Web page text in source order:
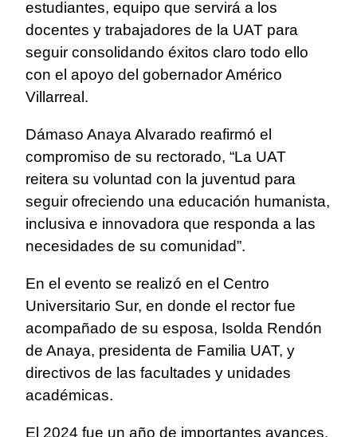
estudiantes, equipo que servirá a los
docentes y trabajadores de la UAT para
seguir consolidando éxitos claro todo ello
con el apoyo del gobernador Américo
Villarreal.
Dámaso Anaya Alvarado reafirmó el
compromiso de su rectorado, “La UAT
reitera su voluntad con la juventud para
seguir ofreciendo una educación humanista,
inclusiva e innovadora que responda a las
necesidades de su comunidad”.
En el evento se realizó en el Centro
Universitario Sur, en donde el rector fue
acompañado de su esposa, Isolda Rendón
de Anaya, presidenta de Familia UAT, y
directivos de las facultades y unidades
académicas.
El 2024 fue un año de importantes avances,